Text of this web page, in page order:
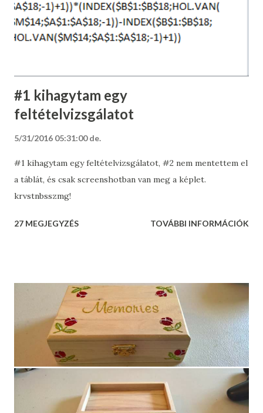
#1 kihagytam egy
feltételvizsgálatot
5/31/2016 05:31:00 de.
#1 kihagytam egy feltételvizsgálatot, #2 nem mentettem el
a táblát, és csak screenshotban van meg a képlet.
krvstnbsszmg!
27 MEGJEGYZÉS TOVÁBBI INFORMÁCIÓK